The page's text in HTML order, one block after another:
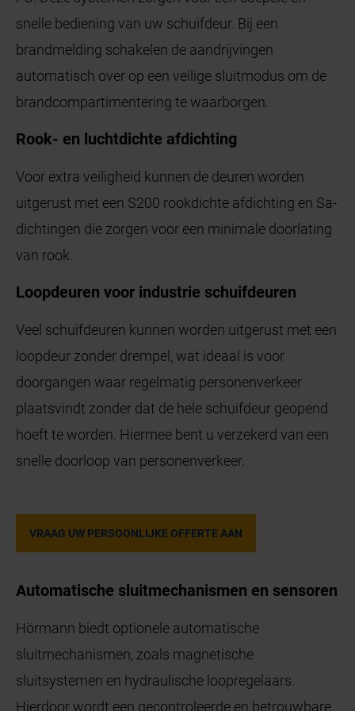
snelle bediening van uw schuifdeur. Bij een
brandmelding schakelen de aandrijvingen
automatisch over op een veilige sluitmodus om de
brandcompartimentering te waarborgen.
Rook- en luchtdichte afdichting
Voor extra veiligheid kunnen de deuren worden
uitgerust met een S200 rookdichte afdichting en Sa-
dichtingen die zorgen voor een minimale doorlating
van rook.
Loopdeuren voor industrie schuifdeuren
Veel schuifdeuren kunnen worden uitgerust met een
loopdeur zonder drempel, wat ideaal is voor
doorgangen waar regelmatig personenverkeer
plaatsvindt zonder dat de hele schuifdeur geopend
hoeft te worden. Hiermee bent u verzekerd van een
snelle doorloop van personenverkeer.
VRAAG UW PERSOONLIJKE OFFERTE AAN
Automatische sluitmechanismen en sensoren
Hörmann biedt optionele automatische
sluitmechanismen, zoals magnetische
sluitsystemen en hydraulische loopregelaars.
Hierdoor wordt een gecontroleerde en betrouwbare